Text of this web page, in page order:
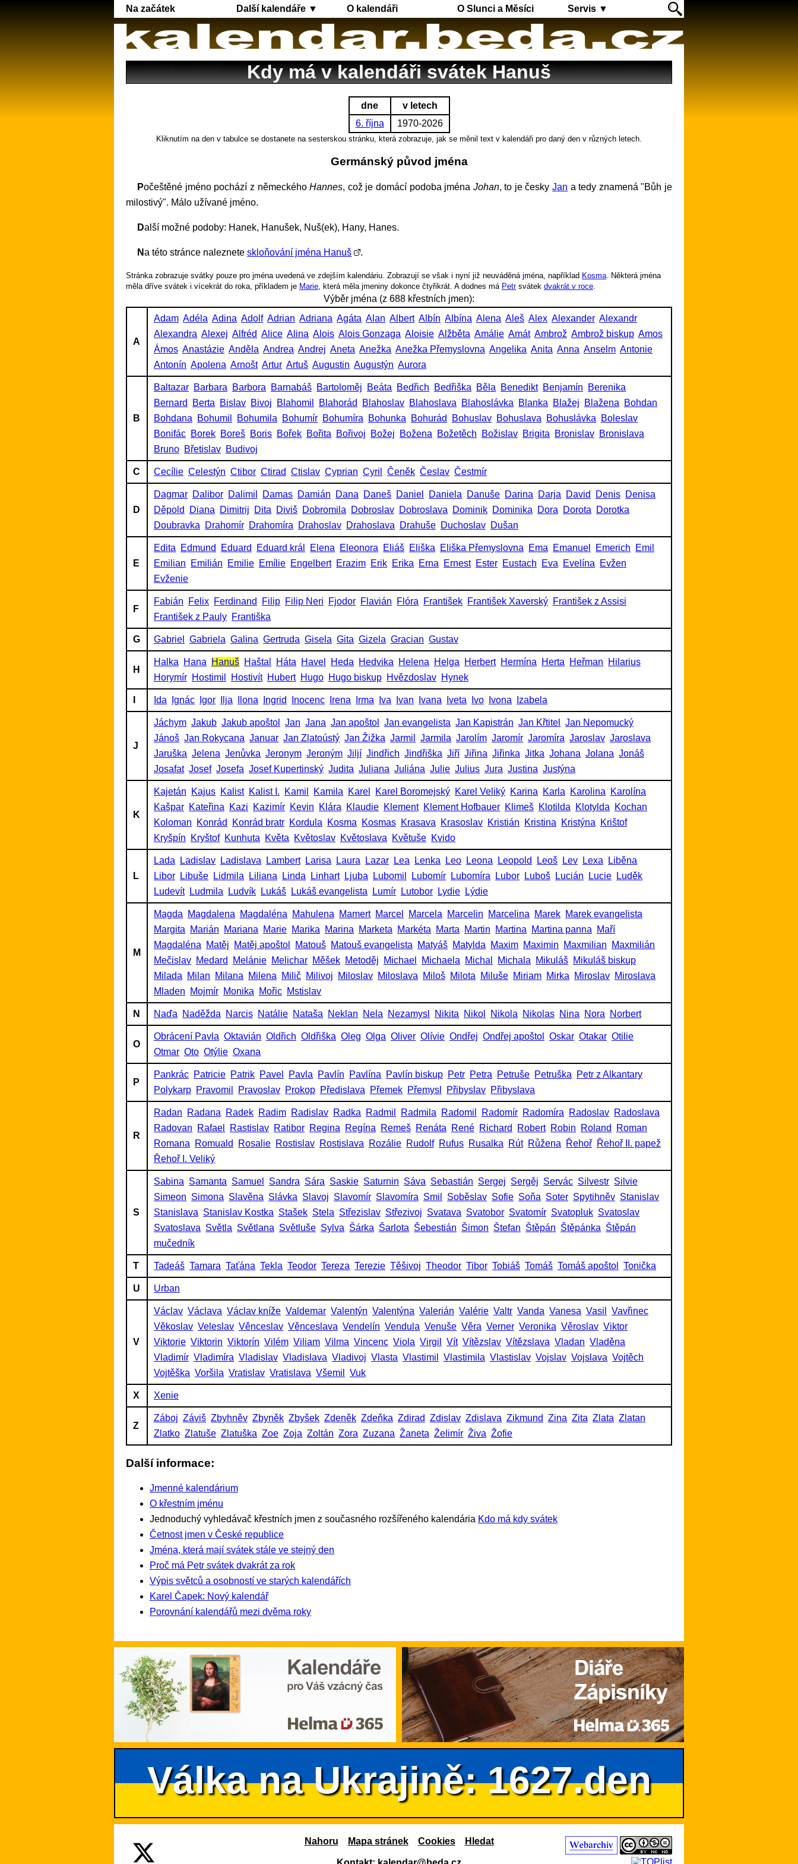
Na začátek Další kalendáře ▼ O kalendáři O Slunci a Měsíci Servis ▼
Kdy má v kalendáři svátek Hanuš
dne
v letech
6. října
1970-2026
Kliknutím na den v tabulce se dostanete na sesterskou stránku, která zobrazuje, jak se měnil text v kalendáři pro daný den v různých letech.
Germánský původ jména
Počeštěné jméno pochází z německéhoHannes, což je domácí podoba jména Johan, to je českyJan a tedy znamená "Bůh je
milostivý". Málo užívané jméno.
Další možné podoby: Hanek, Hanušek, Nuš(ek), Hany, Hanes.
Na této stránce nalezneteskloňování jména Hanuš .
Stránka zobrazuje svátky pouze pro jména uvedená ve zdejším kalendáriu. Zobrazují se však i nyní již neuváděná jména, například Kosma . Některá jména
měla dříve svátek i vícekrát do roka, příkladem je Marie , která měla jmeniny dokonce čtyřikrát. A dodnes má Petrsvátek dvakrát v roce
Výběr jména (z 688 křestních jmen):
A
Adam Adéla Adina Adolf Adrian Adriana Agáta Alan Albert Albín Albína Alena Aleš Alex Alexander Alexandr
Alexandra Alexej Alfréd Alice Alina Alois Alois Gonzaga Aloisie Alžběta Amálie Amát Ambrož Ambrož biskup Amos
Ámos Anastázie Anděla Andrea Andrej Aneta Anežka Anežka Přemyslovna Angelika Anita Anna Anselm Antonie
Antonín Apolena Arnošt Artur Artuš Augustin Augustýn Aurora
B
Baltazar Barbara Barbora Barnabáš Bartoloměj Beáta Bedřich Bedřiška Běla Benedikt Benjamín
Berenika
Bernard
Berta Bislav Bivoj Blahomil Blahorád Blahoslav Blahoslava Blahoslávka Blanka Blažej Blažena
Bohdan
Bohdana
Bohumil Bohumila Bohumír Bohumíra Bohunka Bohurád Bohuslav Bohuslava Bohuslávka
Boleslav
Bonifác Borek Boreš Boris Bořek Bořita Bořivoj Božej Božena Božetěch Božislav Brigita Bronislav Bronislava
Bruno Břetislav Budivoj
C Cecílie Celestýn Ctibor Ctirad Ctislav Cyprian Cyril Čeněk Česlav Čestmír
D
Dagmar Dalibor Dalimil Damas Damián Dana Daneš Daniel Daniela Danuše Darina Darja David Denis Denisa
Děpold
Diana Dimitrij Dita Diviš Dobromila Dobroslav Dobroslava Dominik Dominika Dora Dorota
Dorotka
Doubravka
Drahomír Drahomíra Drahoslav Drahoslava Drahuše Duchoslav Dušan
E
Edita Edmund Eduard Eduard král Elena Eleonora Eliáš Eliška Eliška Přemyslovna Ema Emanuel Emerich
Emil
Emilian
Emilián Emilie Emílie Engelbert Erazim Erik Erika Erna Ernest Ester Eustach Eva Evelína
Evžen
Evženie
F
Fabián Felix Ferdinand Filip Filip Neri Fjodor Flavián Flóra František František Xaverský František z Assisi
František z Pauly Františka
G Gabriel Gabriela Galina Gertruda Gisela Gita Gizela Gracian Gustav
H
Halka Hana Hanuš Haštal Háta Havel Heda Hedvika Helena Helga Herbert Hermína Herta Heřman
Hilarius
Horymír Hostimil Hostivít Hubert Hugo Hugo biskup Hvězdoslav Hynek
Ida Ignác Igor Ilja Ilona Ingrid Inocenc Irena Irma Iva Ivan Ivana Iveta Ivo Ivona Izabela
J
Jáchym Jakub Jakub apoštol Jan Jana Jan apoštol Jan evangelista Jan Kapistrán Jan Křtitel
Jan Nepomucký
Jánoš Jan Rokycana Januar Jan Zlatoústý Jan Žižka Jarmil Jarmila Jarolím Jaromír Jaromíra Jaroslav Jaroslava
Jaruška Jelena Jenůvka Jeronym Jeroným Jiljí Jindřich Jindřiška Jiří Jiřina Jiřinka Jitka Johana Jolana Jonáš
Josafat Josef Josefa Josef Kupertinský Judita Juliana Juliána Julie Julius Jura Justina Justýna
K
Kajetán Kajus Kalist Kalist I. Kamil Kamila Karel Karel Boromejský Karel Veliký Karina Karla Karolina
Karolína
Kašpar Kateřina Kazi Kazimír Kevin Klára Klaudie Klement Klement Hofbauer Klimeš Klotilda Klotylda
Kochan
Koloman
Konrád Konrád bratr Kordula Kosma Kosmas Krasava Krasoslav Kristián Kristina Kristýna
Krištof
Kryšpín
Kryštof Kunhuta Květa Květoslav Květoslava Květuše Kvido
L
Lada Ladislav Ladislava Lambert Larisa Laura Lazar Lea Lenka Leo Leona Leopold Leoš Lev Lexa
Liběna
Libor
Libuše Lidmila Liliana Linda Linhart Ljuba Lubomil Lubomír Lubomíra Lubor Luboš Lucián Lucie
Luděk
Ludevít
Ludmila Ludvík Lukáš Lukáš evangelista Lumír Lutobor Lydie Lýdie
M
Magda Magdalena Magdaléna Mahulena Mamert Marcel Marcela Marcelin Marcelina Marek Marek evangelista
Margita
Marián Mariana Marie Marika Marina Marketa Markéta Marta Martin Martina Martina panna
Maří
Magdaléna
Matěj Matěj apoštol Matouš Matouš evangelista Matyáš Matylda Maxim Maximin Maxmilian
Maxmilián
Mečislav Medard Melánie Melichar Měšek Metoděj Michael Michaela Michal Michala Mikuláš Mikuláš biskup
Milada
Milan Milana Milena Milič Milivoj Miloslav Miloslava Miloš Milota Miluše Miriam Mirka Miroslav Miroslava
Mladen
Mojmír Monika Mořic Mstislav
N Naďa Naděžda Narcis Natálie Nataša Neklan Nela Nezamysl Nikita Nikol Nikola Nikolas Nina Nora Norbert
O
Obrácení Pavla Oktavián Oldřich Oldřiška Oleg Olga Oliver Olívie Ondřej Ondřej apoštol Oskar Otakar Otilie
Otmar Oto Otýlie Oxana
P
Pankrác Patricie Patrik Pavel Pavla Pavlín Pavlína Pavlín biskup Petr Petra Petruše Petruška
Petr z Alkantary
Polykarp Pravomil Pravoslav Prokop Předislava Přemek Přemysl Přibyslav Přibyslava
R
Radan Radana Radek Radim Radislav Radka Radmil Radmila Radomil Radomír Radomíra Radoslav Radoslava
Radovan
Rafael Rastislav Ratibor Regina Regína Remeš Renáta René Richard Robert Robin Roland
Roman
Romana
Romuald Rosalie Rostislav Rostislava Rozálie Rudolf Rufus Rusalka Rút Růžena Řehoř Řehoř II. papež
Řehoř I. Veliký
S
Sabina Samanta Samuel Sandra Sára Saskie Saturnin Sáva Sebastián Sergej Sergěj Servác Silvestr Silvie
Simeon Simona Slavěna Slávka Slavoj Slavomír Slavomíra Smil Soběslav Sofie Soňa Soter Spytihněv Stanislav
Stanislava Stanislav Kostka Stašek Stela Střezislav Střezivoj Svatava Svatobor Svatomír Svatopluk Svatoslav
Svatoslava Světla Světlana Světluše Sylva Šárka Šarlota Šebestián Šimon Štefan Štěpán Štěpánka Štěpán
mučedník
T Tadeáš Tamara Taťána Tekla Teodor Tereza Terezie Těšivoj Theodor Tibor Tobiáš Tomáš Tomáš apoštol Tonička
U Urban
V
Václav Václava Václav kníže Valdemar Valentýn Valentýna Valerián Valérie Valtr Vanda Vanesa Vasil
Vavřinec
Věkoslav Veleslav Věnceslav Věnceslava Vendelín Vendula Venuše Věra Verner Veronika Věroslav Viktor
Viktorie Viktorin Viktorín Vilém Viliam Vilma Vincenc Viola Virgil Vít Vítězslav Vítězslava Vladan Vladěna
Vladimír Vladimíra Vladislav Vladislava Vladivoj Vlasta Vlastimil Vlastimila Vlastislav Vojslav Vojslava Vojtěch
Vojtěška Voršila Vratislav Vratislava Všemil Vuk
X Xenie
Z
Záboj Záviš Zbyhněv Zbyněk Zbyšek Zdeněk Zdeňka Zdirad Zdislav Zdislava Zikmund Zina Zita Zlata Zlatan
Zlatko Zlatuše Zlatuška Zoe Zoja Zoltán Zora Zuzana Žaneta Želimír Živa Žofie
Další informace:
Jmenné kalendárium
O křestním jménu
Jednoduchý vyhledávač křestních jmen z současného rozšířeného kalendária Kdo má kdy svátek
Četnost jmen v České republice
Jména, která mají svátek stále ve stejný den
Proč má Petr svátek dvakrát za rok
Výpis světců a osobností ve starých kalendářích
Karel Čapek: Nový kalendář
Porovnání kalendářů mezi dvěma roky
Válka na Ukrajině: 1627.den
Nahoru Mapa stránek Cookies Hledat